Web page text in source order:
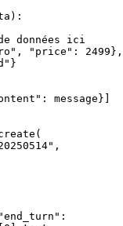
données ici
"price":
message}]